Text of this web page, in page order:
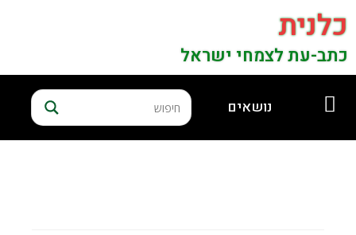
כלנית
כתב-עת לצמחי ישראל
נושאים